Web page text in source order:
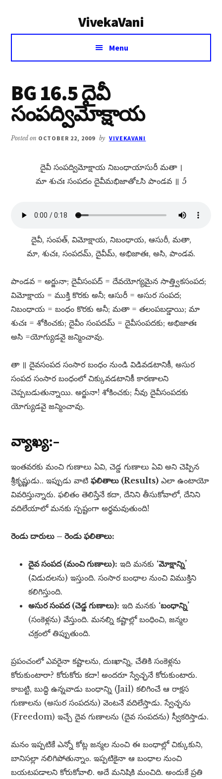
VivekaVani
Voice
Vivekananda
Menu
BG 16.5 దైవీ
సంపద్విమోక్షాయ
Posted on OCTOBER 22, 2009 by VIVEKAVANI
దైవీ సంపద్విమోక్షాయ నిబంధాయాసురీ మతా ।
మా శుచః సంపదం దైవీమభిజాతోఽసి పాండవ ॥ 5
దైవీ, సంపత్​, విమోక్షాయ, నిబంధాయ, ఆసురీ, మతా,
మా, శుచః, సంపదమ్​, దైవీమ్​, అభిజాతః, అసి, పాండవ.
పాండవ = అర్జునా; దైవీసంపద్​ = దేవయోగ్యమైన సాత్త్వికసంపద;
విమోక్షాయ = ముక్తి కొరకు అనీ; ఆసురీ = అసుర సంపద;
నిబంధాయ = బంధం కొరకు అనీ; మతా = తలంపబడ్డాయి; మా
శుచః = శోకించకు; దైవీం సంపదమ్​ = దైవీసంపదకు; అభిజాతః
అసి =యోగ్యుడవై జన్మించావు.
తా ॥ దైవసంపద సంసార బంధం నుండి విడివడటానికీ, అసుర
సంపద సంసార బంధంలో చిక్కువడటానికీ కారణాలని
చెప్పబడుతున్నాయి. అర్జునా! శోకించకు; నీవు దైవీసంపదకు
యోగ్యుడవై జన్మించావు.
వ్యాఖ్య:–
ఇంతవరకు మంచి గుణాలు ఏవి, చెడ్డ గుణాలు ఏవి అని చెప్పిన
శ్రీకృష్ణుడు.. ఇప్పుడు వాటిఫలితాలు (Results) ఎలా ఉంటాయో
వివరిస్తున్నారు. ఫలితం తెలిస్తేనే కదా, దేనిని తీసుకోవాలో, దేనిని
వదిలేయాలో మనకు స్పష్టంగా అర్థమవుతుంది!
రెండు దారులు – రెండు ఫలితాలు:
దైవ సంపద (మంచి గుణాలు): ఇది మనకు ‘మోక్షాన్ని’
(విడుదలను) ఇస్తుంది. సంసార బంధాల నుంచి విముక్తిని
కలిగిస్తుంది.
అసుర సంపద (చెడ్డ గుణాలు): ఇది మనకు ‘బంధాన్ని’
(సంకెళ్లను) వేస్తుంది. మనల్ని కష్టాల్లో బంధించి, జన్మల
చక్రంలో తిప్పుతుంది.
ప్రపంచంలో ఎవరైనా కష్టాలను, దుఃఖాన్ని, చేతికి సంకెళ్లను
కోరుకుంటారా? కోరుకోరు కదా! అందరూ స్వేచ్ఛనే కోరుకుంటారు.
కాబట్టి, బుద్ధి ఉన్నవాడు బంధాన్ని (Jail) కలిగించే ఆ రాక్షస
గుణాలను (అసుర సంపదను) వెంటనే వదిలేస్తాడు. స్వేచ్ఛను
(Freedom) ఇచ్చే దైవ గుణాలను (దైవ సంపదను) స్వీకరిస్తాడు.
మనం ఇప్పటికే ఎన్నో కోట్ల జన్మల నుంచి ఈ బంధాల్లో చిక్కుకుని,
బానిసల్లా నలిగిపోతున్నాం. ఇప్పటికైనా ఆ బంధాల నుంచి
బయటపడాలని కోరుకోవాలి. అదే మనిషికి మంచిది. అందుకే ప్రతి